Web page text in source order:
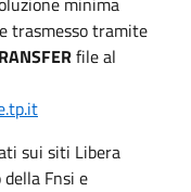
trasmesso tramite
file al
sui siti Libera
Fnsi e